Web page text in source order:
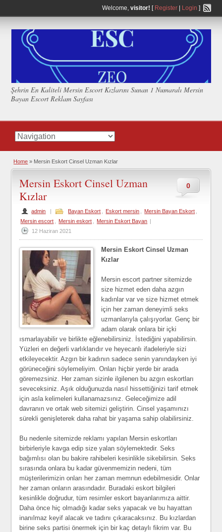
Welcome, visitor! [ Register| Login ]
Şehrin En Kaliteli Mersin Escort Kızlarını Sunan 1 Numaralı Mersin
Bayan Escort Reklam Sayfası
Home » Mersin Eskort Cinsel Uzman Kızlar
0
Mersin Eskort Cinsel Uzman
Kızlar
admin | Bayan Eskort Eskort mersin Mersin Bayan Eskort
Mersin escort
Mersin eskort Mersin Eskort Bayan |
12 Haziran 2021
Mersin Eskort Cinsel Uzman
Kızlar
Mersin escort partner sitemizde
size hizmet eden daha azgın
kadınlar var ve size hizmet etmek
için her zaman deneyimli seks
uzmanlarıyla çalışıyorlar. Genç bir
adam olarak onlara bir içki
ısmarlayabilir ve birlikte eğlenebilirsiniz. İstediğini yapabilirsin.
Yüzleri en değerli varlıklarıdır ve heyecanlı ifadeleriyle sizi
etkileyecektir. Azgın bir kadının sadece senin yanındayken iyi
görüneceğini söylemeliyim. Onları hiçbir yerde bir arada
göremezsiniz. Her zaman sizinle ilgilenen bu azgın eskortları
seveceksiniz. Aşık olduğunuzda nasıl hissettiğinizi tarif etmek
için asla kelimeleri kullanamazsınız. Geleceğimize adil
davranın ve ortak web sitemizi geliştirin. Cinsel yaşamınızı
sürekli genişleterek daha rahat bir yaşama sahip olabilirsiniz.
Bu nedenle sitemizde reklamı yapılan Mersin eskortları
birbirleriyle kavga edip size yalan söylemektedir. Seks
bağımlısı olan bu bakire rahibeleri kesinlikle sikebilirsin. Seks
sırasında onlara bu kadar güvenmemizin nedeni, tüm
müşterilerimizin onları her zaman memnun edebilmesidir. Onlar
her zaman onların arasındadır. Buradaki eskort bilgileri
kesinlikle doğrudur, tüm resimler eskort bayanlarımıza aittir.
Daha önce hiç olmadığı kadar seks yapacak ve bu hayattan
inanılmaz keyif alacak ve tadını çıkaracaksınız. Bu kızlardan
birine seks partisi önermek için bir kaç detaylı fikrim var. Bu